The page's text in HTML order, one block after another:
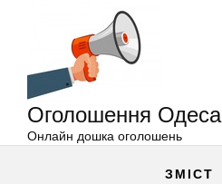
Оголошення Одеса
Онлайн дошка оголошень
ЗМІСТ